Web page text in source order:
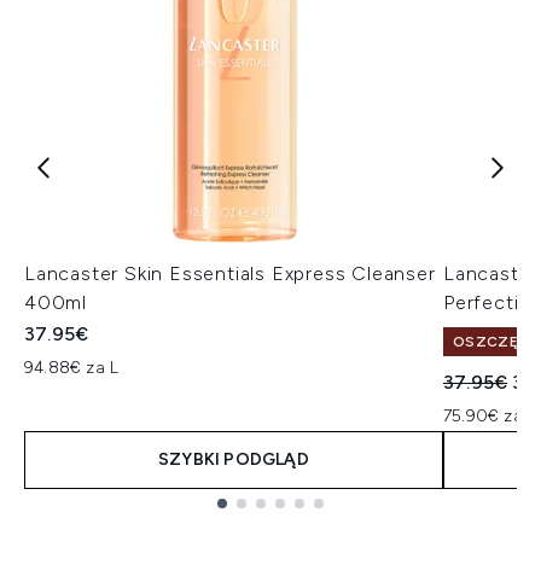
Lancaster Skin Essentials Express Cleanser
400ml
37.95€
94.88€ za L
SZYBKI PODGLĄD
OSZCZĘDŹ
37.95€
75.90€ za L